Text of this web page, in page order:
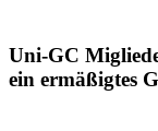
Uni-GC
ein ermäßigtes